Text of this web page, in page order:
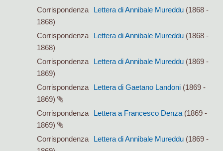
Corrispondenza Lettera di Annibale Mureddu (1868 -
1868)
Corrispondenza
Lettera di Annibale Mureddu (1868 -
1868)
Corrispondenza
Lettera di Annibale Mureddu (1869 -
1869)
Corrispondenza
Lettera di Gaetano Landoni (1869 -
1869)
Corrispondenza
Lettera a Francesco Denza (1869 -
1869)
Corrispondenza
Lettera di Annibale Mureddu (1869 -